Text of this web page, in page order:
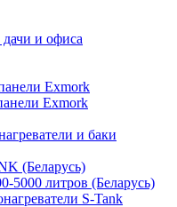
и офиса
Exmork
Exmork
и баки
(Беларусь)
5000 литров (Беларусь)
S-Tank